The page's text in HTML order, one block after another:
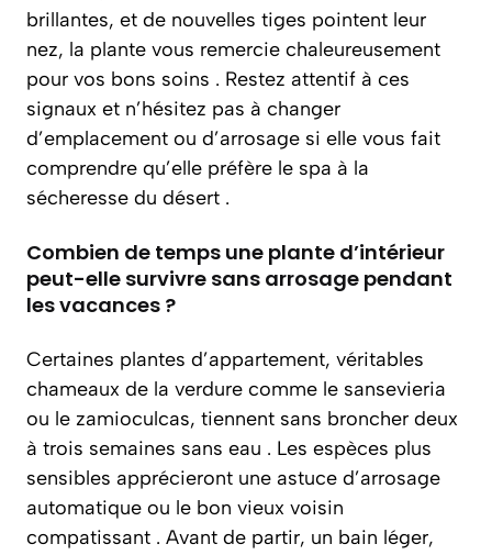
brillantes, et de nouvelles tiges pointent leur
nez, la plante vous remercie chaleureusement
pour vos bons soins . Restez attentif à ces
signaux et n’hésitez pas à changer
d’emplacement ou d’arrosage si elle vous fait
comprendre qu’elle préfère le spa à la
sécheresse du désert .
Combien de temps une plante d’intérieur
peut-elle survivre sans arrosage pendant
les vacances ?
Certaines plantes d’appartement, véritables
chameaux de la verdure comme le sansevieria
ou le zamioculcas, tiennent sans broncher deux
à trois semaines sans eau . Les espèces plus
sensibles apprécieront une astuce d’arrosage
automatique ou le bon vieux voisin
compatissant . Avant de partir, un bain léger,